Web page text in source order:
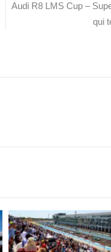
Audi R8 LMS Cup –
qui